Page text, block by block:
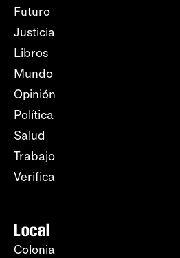
Futuro
Justicia
Libros
Mundo
Opinión
Política
Salud
Trabajo
Verifica
Local
Colonia